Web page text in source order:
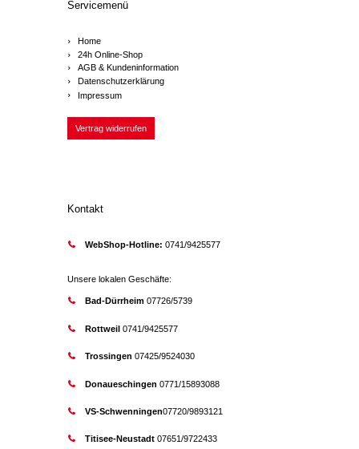
Servicemenü
Home
24h Online-Shop
AGB & Kundeninformation
Datenschutzerklärung
Impressum
Vertrag widerrufen
Kontakt
WebShop-Hotline: 0741/9425577
Unsere lokalen Geschäfte:
Bad-Dürrheim07726/5739
Rottweil0741/9425577
Trossingen 07425/9524030
Donaueschingen 0771/15893088
VS-Schwenningen07720/9893121
Titisee-Neustadt07651/9722433